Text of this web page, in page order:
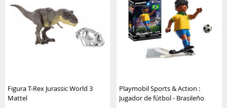
Figura T-Rex Jurassic World 3
Mattel
Playmobil Sports & Action :
Jugador de fútbol - Brasileño